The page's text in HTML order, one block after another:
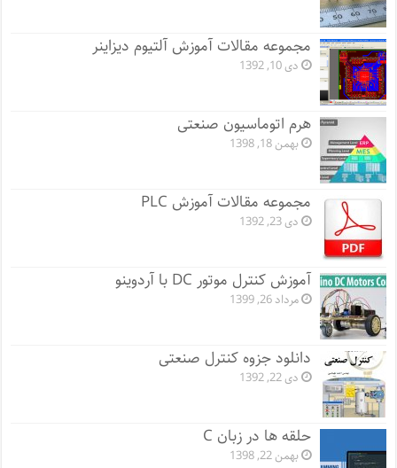
مجموعه مقالات آموزش آلتیوم دیزاینر
دی 10, 1392
هرم اتوماسیون صنعتی
بهمن 18, 1398
مجموعه مقالات آموزش PLC
دی 23, 1392
آموزش کنترل موتور DC با آردوینو
مرداد 26, 1399
دانلود جزوه کنترل صنعتی
دی 22, 1392
حلقه ها در زبان C
بهمن 22, 1398